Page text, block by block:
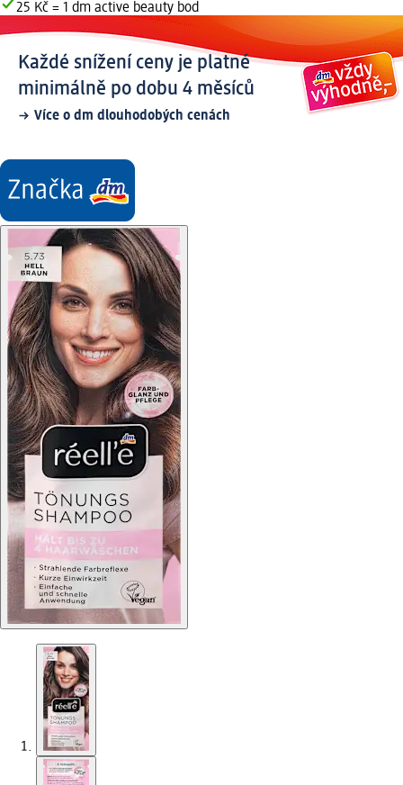
25 Kč = 1 dm active beauty bod
Každé snížení ceny je platné
minimálně po dobu 4 měsíců
Více o dm dlouhodobých cenách